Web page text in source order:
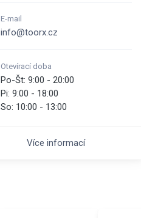
E-mail
info@toorx.cz
Otevírací doba
Po-Št: 9:00 - 20:00
Pi: 9:00 - 18:00
So: 10:00 - 13:00
Více informací